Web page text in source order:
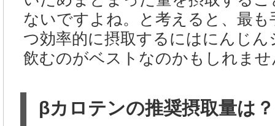
ないですよね。と考えると、最
つ効率的に摂取するにはにんじ
飲むのがベストなのかもしれませ
βカロテンの推奨摂取量は？